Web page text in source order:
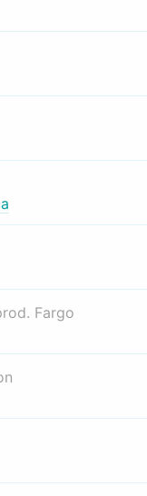
Fargo